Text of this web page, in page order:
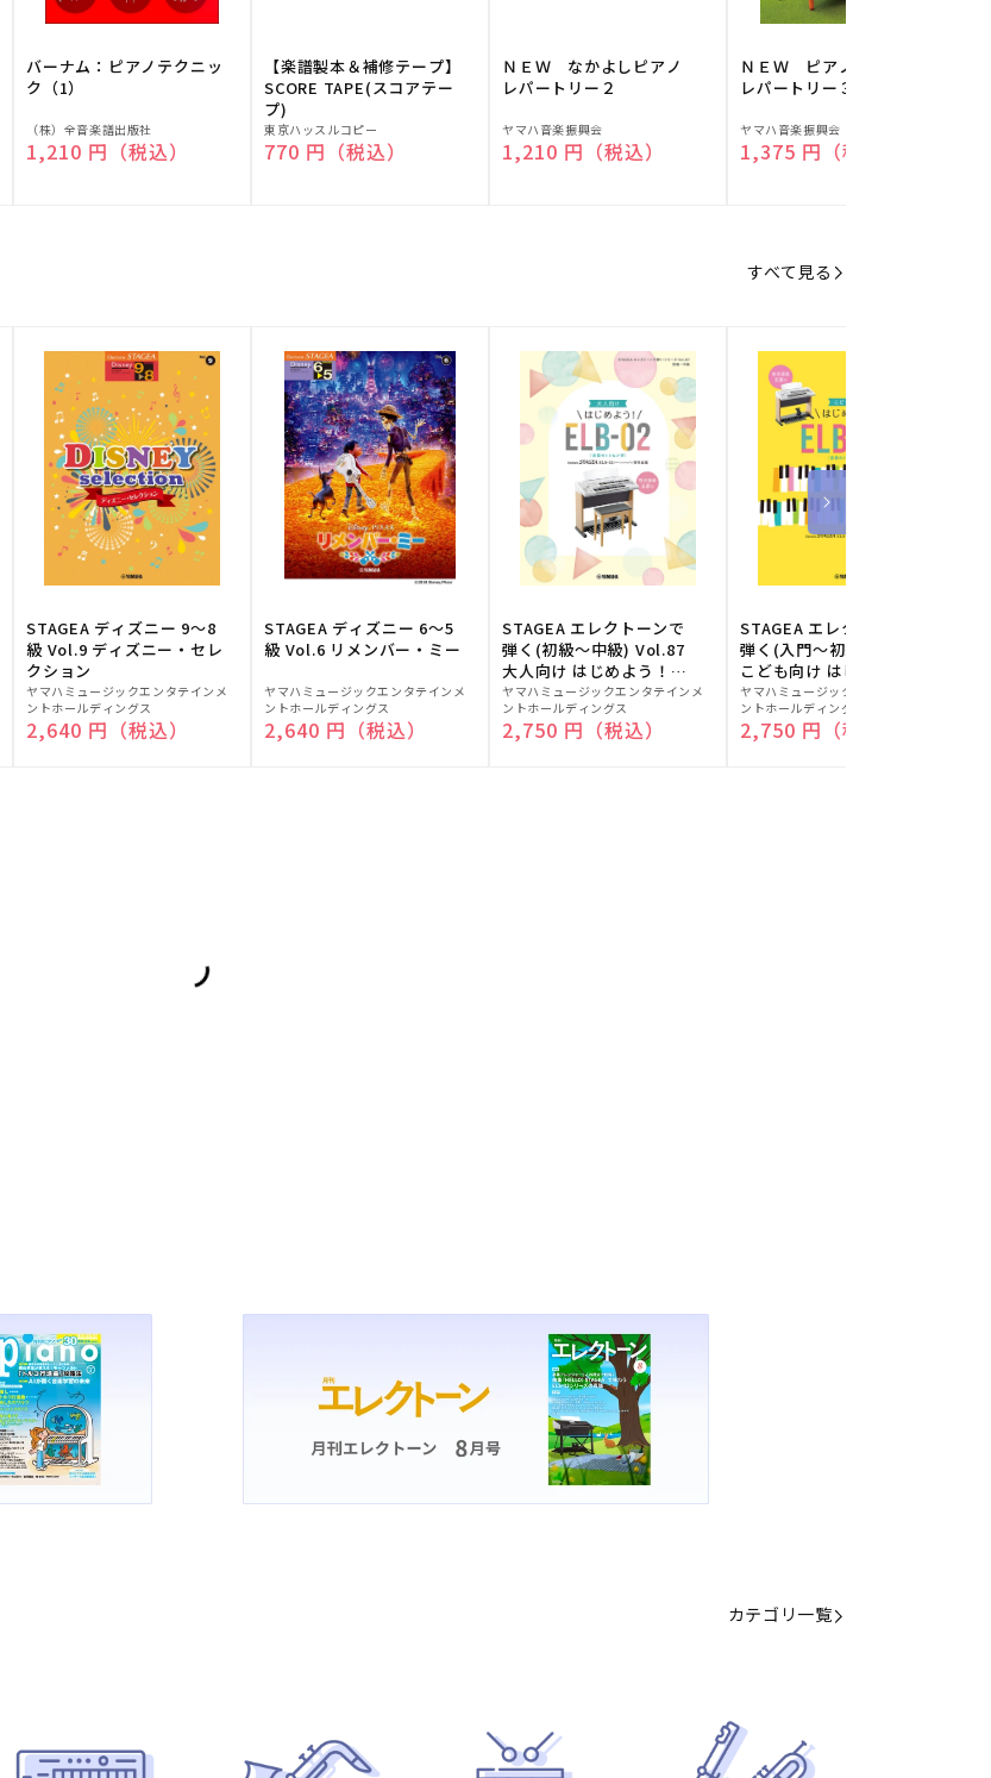
バーナム：ピアノテクニッ
ク（1）
販
売
（株）全音楽譜出版社
通常価格
1,210 円（税込）
【楽譜製本＆補修テープ】
SCORE TAPE(スコアテー
プ)
販
売
東京ハッスルコピー
通常価格
770 円（税込）
ＮＥＷ なかよしピアノ
レパートリー２
販
売
ヤマハ音楽振興会
通常価格
1,210 円（税込）
ＮＥＷ ピアノスタディ
レパートリー３
販
売
ヤマハ音楽振興会
通常価格
1,375 円（税込）
すべて見る
STAGEA ディズニー 9～8
級 Vol.9 ディズニー・セレ
クション
販
売
元:
ヤマハミュージックエンタテインメ
ントホールディングス
通常価格
2,640 円（税込）
STAGEA ディズニー 6～5
級 Vol.6 リメンバー・ミー
販
売
元:
ヤマハミュージックエンタテインメ
ントホールディングス
通常価格
2,640 円（税込）
STAGEA エレクトーンで
弾く(初級～中級) Vol.87
大人向け はじめよう！
ELB-02(楽器のトリセツ
付)
販
売
元:
ヤマハミュージックエンタテインメ
ントホールディングス
通常価格
2,750 円（税込）
STAGEA エレクトーンで
弾く(入門～初級) Vol.86
こども向け はじめよう！
ELB-02(楽器のトリセツ
付)
販
売
元:
ヤマハミュージックエンタテインメ
ントホールディングス
通常価格
2,750 円（税込）
カテゴリ一覧